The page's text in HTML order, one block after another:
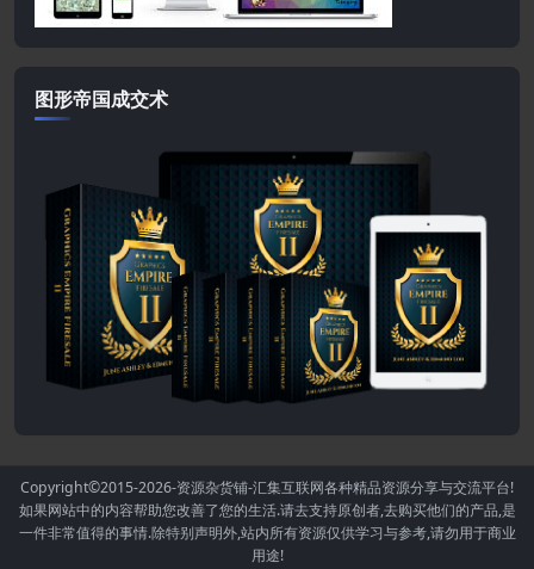
图形帝国成交术
Copyright©2015-2026-资源杂货铺-汇集互联网各种精品资源分享与交流平台!
如果网站中的内容帮助您改善了您的生活.请去支持原创者,去购买他们的产品,是
一件非常值得的事情.除特别声明外,站内所有资源仅供学习与参考,请勿用于商业
用途!